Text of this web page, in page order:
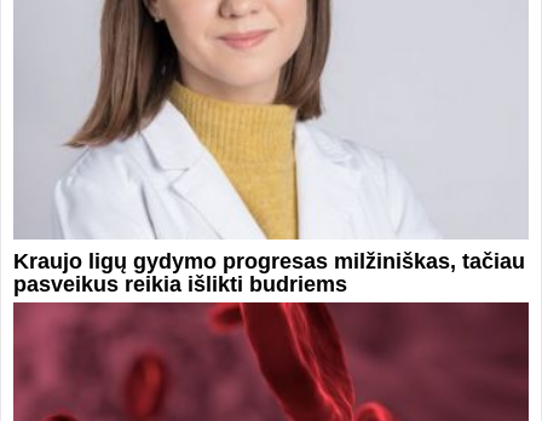
Kraujo ligų gydymo progresas milžiniškas, tačiau
pasveikus reikia išlikti budriems